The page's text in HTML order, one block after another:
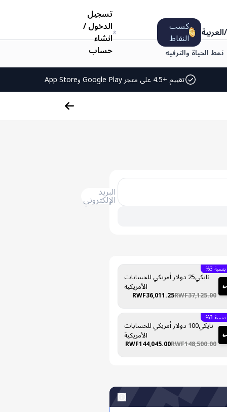
/العربية كسب
النقاط
تسجيل
الدخول/
انشاء
حساب
نمط الحياة والترفيه
تقييم +4.5 على متجر Google Play وApp Store
البريدالإلكتروني
نايكي25 دولار أمريكي للحسابات
الأمريكية
RWF37,125.00
RWF36,011.25
3%
نايكي100 دولار أمريكي للحسابات
الأمريكية
RWF148,500.00
RWF144,045.00
3%